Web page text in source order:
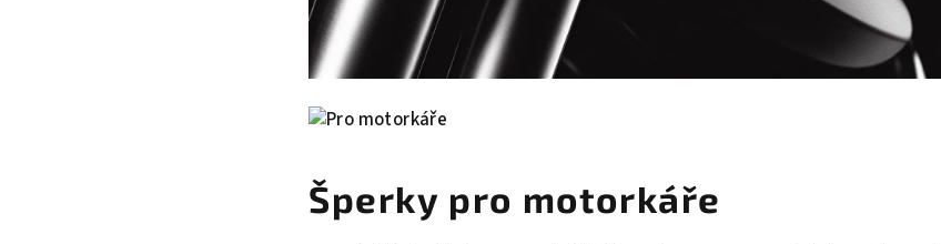
Šperky pro motorkáře